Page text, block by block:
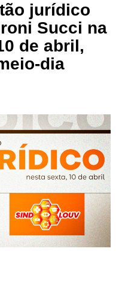
jurídico
Succi na
de abril,
dia